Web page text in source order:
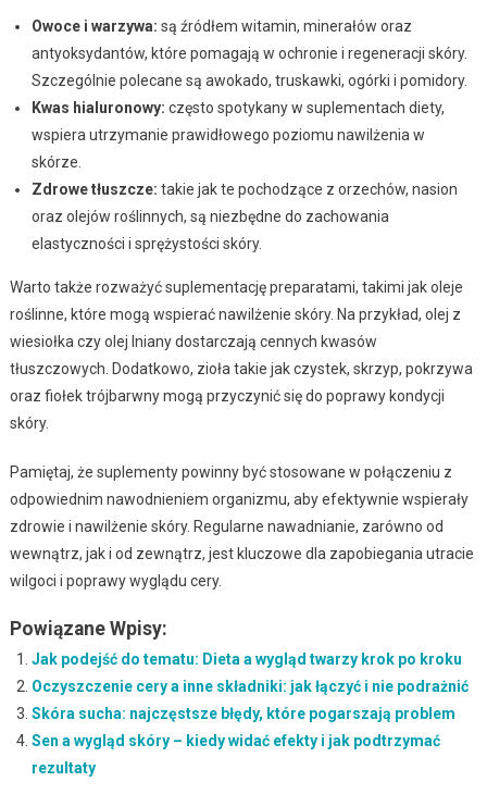
Owoce i warzywa: są źródłem witamin, minerałów oraz
antyoksydantów, które pomagają w ochronie i regeneracji skóry.
Szczególnie polecane są awokado, truskawki, ogórki i pomidory.
Kwas hialuronowy: często spotykany w suplementach diety,
wspiera utrzymanie prawidłowego poziomu nawilżenia w
skórze.
Zdrowe tłuszcze: takie jak te pochodzące z orzechów, nasion
oraz olejów roślinnych, są niezbędne do zachowania
elastyczności i sprężystości skóry.
Warto także rozważyć suplementację preparatami, takimi jak oleje
roślinne, które mogą wspierać nawilżenie skóry. Na przykład, olej z
wiesiołka czy olej lniany dostarczają cennych kwasów
tłuszczowych. Dodatkowo, zioła takie jak czystek, skrzyp, pokrzywa
oraz fiołek trójbarwny mogą przyczynić się do poprawy kondycji
skóry.
Pamiętaj, że suplementy powinny być stosowane w połączeniu z
odpowiednim nawodnieniem organizmu, aby efektywnie wspierały
zdrowie i nawilżenie skóry. Regularne nawadnianie, zarówno od
wewnątrz, jak i od zewnątrz, jest kluczowe dla zapobiegania utracie
wilgoci i poprawy wyglądu cery.
Powiązane Wpisy:
Jak podejść do tematu: Dieta a wygląd twarzy krok po kroku
Oczyszczenie cery a inne składniki: jak łączyć i nie podrażnić
Skóra sucha: najczęstsze błędy, które pogarszają problem
Sen a wygląd skóry – kiedy widać efekty i jak podtrzymać
rezultaty